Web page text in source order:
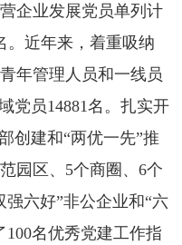
企业发展党员单列计
。近年来，着重吸纳
年管理人员和一线员
党员14881名。扎实开
创建和“两优一先”推
园区、5个商圈、6个
强六好”非公企业和“六
名优秀党建工作指